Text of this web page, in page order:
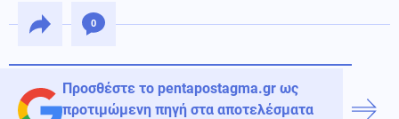
0
Προσθέστε το pentapostagma.gr ως
προτιμώμενη πηγή στα αποτελέσματα